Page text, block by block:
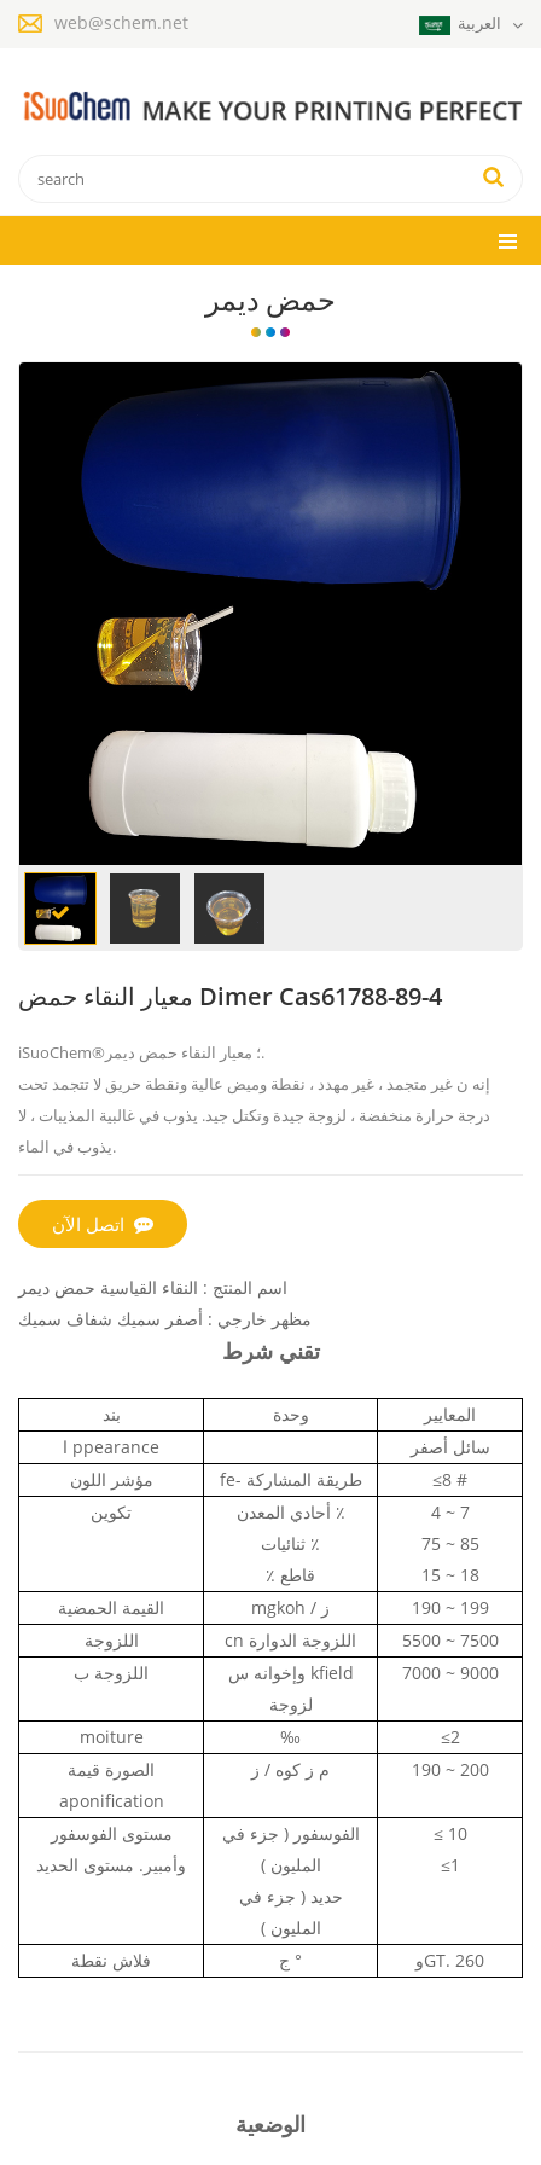
web@schem.net
حمض ديمر
معيار النقاء حمض Dimer Cas61788-89-4
iSuoChem®؛معيار النقاء حمض ديمر.
إنه ن غير متجمد ، غير مهدد ، نقطة وميض عالية ونقطة حريق لا تتجمد تحت
درجة حرارة منخفضة ، لزوجة جيدة وتكتل جيد. يذوب في غالبية المذيبات ، لا
يذوب في الماء.
اتصل الآن
اسم المنتج : النقاء القياسية حمض ديمر
مظهر خارجي : أصفر سميك شفاف سميك
تقني شرط
بند وحدة
المعايير
ا ppearance
سائل أصفر
مؤشر اللون
fe- طريقة المشاركة
≤8 #
تكوين
أحادي المعدن ٪
ثنائيات ٪
٪ قاطع
4 ~ 7
75 ~ 85
15 ~ 18
القيمة الحمضية
mgkoh / ز
190 ~ 199
اللزوجة
cn اللزوجة الدوارة
5500 ~ 7500
اللزوجة ب
وإخوانه س
kfield
لزوجة
7000 ~ 9000
moiture ‰
≤2
الصورة قيمة
aponification
م ز كوه / ز 190 ~ 200
مستوى الفوسفور
وأمبير. مستوى الحديد
الفوسفور ( جزء في
المليون )
حديد ( جزء في
المليون )
≤10
≤1
فلاش نقطة ج ° وGT. 260
الوضعية